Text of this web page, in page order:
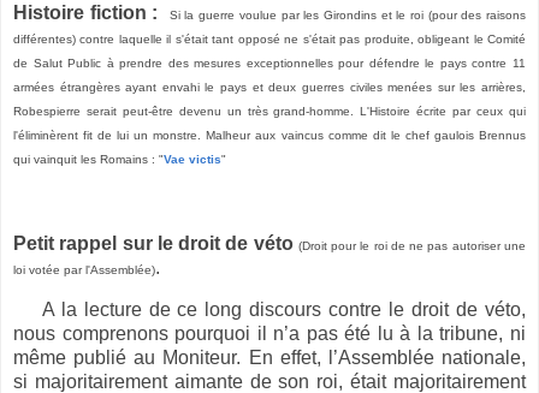
Histoire fiction :
Si la guerre voulue par les Girondins et le roi (pour des raisons
différentes) contre laquelle il s'était tant opposé ne s'était pas produite, obligeant le Comité
de Salut Public à prendre des mesures exceptionnelles pour défendre le pays contre 11
armées étrangères ayant envahi le pays et deux guerres civiles menées sur les arrières,
Robespierre serait peut-être devenu un très grand-homme. L'Histoire écrite par ceux qui
l'éliminèrent fit de lui un monstre. Malheur aux vaincus comme dit le chef gaulois Brennus
qui vainquit les Romains : "Vae victis"
Petit rappel sur le droit de véto (Droit pour le roi de ne pas autoriser une
loi votée par l'Assemblée).
A la lecture de ce long discours contre le droit de véto,
nous comprenons pourquoi il n’a pas été lu à la tribune, ni
même publié au Moniteur. En effet, l’Assemblée nationale,
si majoritairement aimante de son roi, était majoritairement